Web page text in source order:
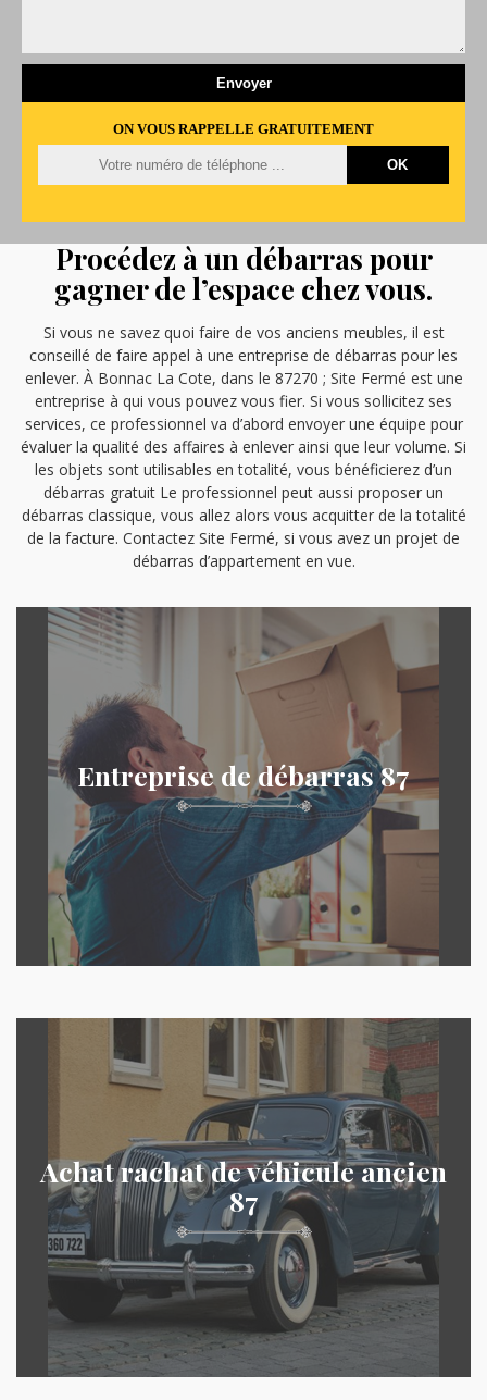
ON VOUS RAPPELLE GRATUITEMENT
Procédez à un débarras pour
gagner de l’espace chez vous.
Si vous ne savez quoi faire de vos anciens meubles, il est
conseillé de faire appel à une entreprise de débarras pour les
enlever. À Bonnac La Cote, dans le 87270 ; Site Fermé est une
entreprise à qui vous pouvez vous fier. Si vous sollicitez ses
services, ce professionnel va d’abord envoyer une équipe pour
évaluer la qualité des affaires à enlever ainsi que leur volume. Si
les objets sont utilisables en totalité, vous bénéficierez d’un
débarras gratuit Le professionnel peut aussi proposer un
débarras classique, vous allez alors vous acquitter de la totalité
de la facture. Contactez Site Fermé, si vous avez un projet de
débarras d’appartement en vue.
Entreprise de débarras 87
Achat rachat de véhicule ancien
87